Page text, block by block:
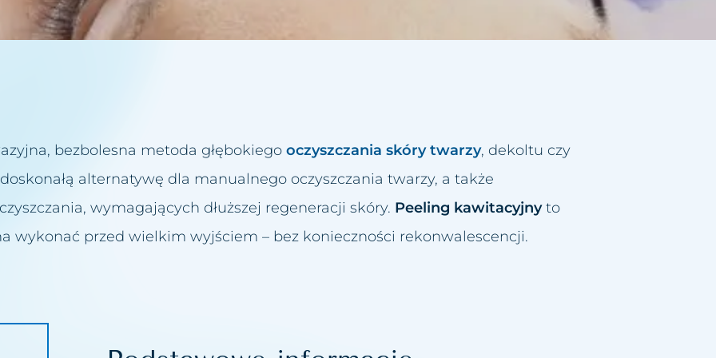
różowatego
lub brwi
bezbolesna metoda głębokiegooczyszczania skóry twarzy, dekoltu czy
alternatywę dla manualnego oczyszczania twarzy, a także
wymagających dłuższej regeneracji skóry. Peeling kawitacyjnyto
wykonać przed wielkim wyjściem – bez konieczności rekonwalescencji.